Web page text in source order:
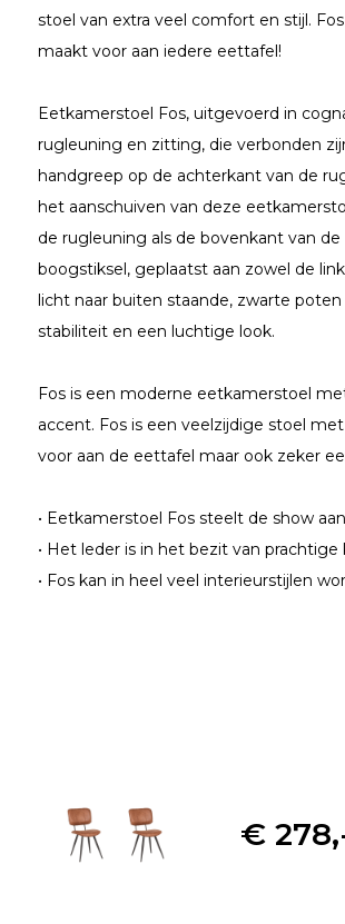
stoel van extra veel comfort en stijl.
maakt voor aan iedere eettafel!
Eetkamerstoel Fos, uitgevoerd in
rugleuning en zitting, die verbonden
handgreep op de achterkant van de
het aanschuiven van deze
de rugleuning als de bovenkant van
boogstiksel, geplaatst aan zowel de
licht naar buiten staande, zwarte
stabiliteit en een luchtige look.
Fos is een moderne eetkamerstoel
accent. Fos is een veelzijdige stoel
voor aan de eettafel maar ook zeker
• Eetkamerstoel Fos steelt de show
• Het leder is in het bezit van prachtige
• Fos kan in heel veel interieurstijlen
€